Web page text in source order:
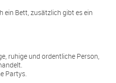
ein Bett, zusätzlich gibt es ein
ruhige und ordentliche Person,
Partys.